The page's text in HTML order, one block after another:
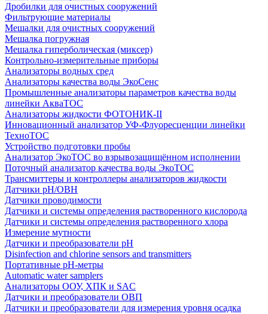
Дробилки для очистных сооружений
Фильтрующие материалы
Мешалки для очистных сооружений
Мешалка погружная
Мешалка гиперболическая (миксер)
Контрольно-измерительные приборы
Анализаторы водных сред
Анализаторы качества воды ЭкоСенс
Промышленные анализаторы параметров качества воды
линейки АкваТОС
Анализаторы жидкости ФОТОНИК-II
Инновационный анализатор УФ-Флуоресценции линейки
ТехноТОС
Устройство подготовки пробы
Анализатор ЭкоТОС во взрывозащищённом исполнении
Поточный анализатор качества воды ЭкоТОС
Трансмиттеры и контроллеры анализаторов жидкости
Датчики рН/ОВН
Датчики проводимости
Датчики и системы определения растворенного кислорода
Датчики и системы определения растворенного хлора
Измерение мутности
Датчики и преобразователи pH
Disinfection and chlorine sensors and transmitters
Портативные pH-метры
Automatic water samplers
Анализаторы ООУ, ХПК и SAC
Датчики и преобразователи ОВП
Датчики и преобразователи для измерения уровня осадка